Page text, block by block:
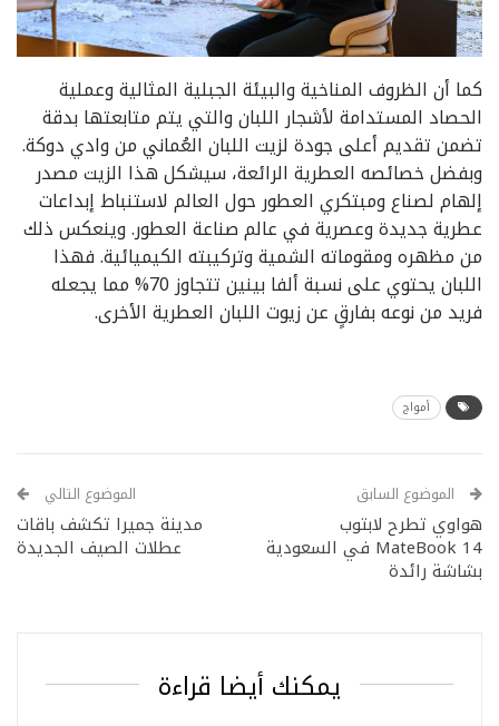
كما أن الظروف المناخية والبيئة الجبلية المثالية وعملية
الحصاد المستدامة لأشجار اللبان والتي يتم متابعتها بدقة
تضمن تقديم أعلى جودة لزيت اللبان العُماني من وادي دوكة.
وبفضل خصائصه العطرية الرائعة، سيشكل هذا الزيت مصدر
إلهام لصناع ومبتكري العطور حول العالم لاستنباط إبداعات
عطرية جديدة وعصرية في عالم صناعة العطور. وينعكس ذلك
من مظهره ومقوماته الشمية وتركيبته الكيميائية. فهذا
اللبان يحتوي على نسبة ألفا بينين تتجاوز 70% مما يجعله
فريد من نوعه بفارقٍ عن زيوت اللبان العطرية الأخرى.
أمواج
الموضوع السابق
هواوي تطرح لابتوب
MateBook 14 في السعودية
بشاشة رائدة
الموضوع التالي
مدينة جميرا تكشف باقات
عطلات الصيف الجديدة
يمكنك أيضا قراءة